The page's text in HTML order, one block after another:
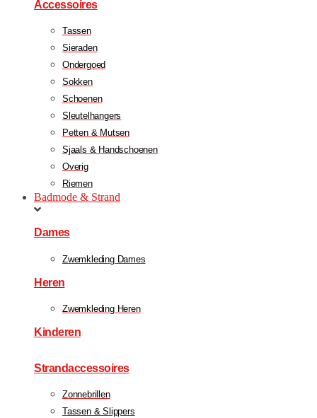
Accessoires
Tassen
Sieraden
Ondergoed
Sokken
Schoenen
Sleutelhangers
Petten & Mutsen
Sjaals & Handschoenen
Overig
Riemen
Badmode & Strand
Dames
Zwemkleding Dames
Heren
Zwemkleding Heren
Kinderen
Strandaccessoires
Zonnebrillen
Tassen & Slippers